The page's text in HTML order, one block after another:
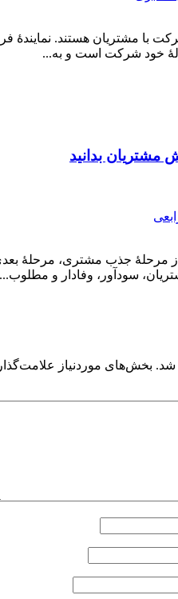
با مشتریان هستند. نمایندۀ
خود شرکت است و به...
مشتریان بدانید
مرحلۀ جذب مشتری، مرحلۀ
سودآور، وفادار و مطلوب...
شد. بخش‌های موردنیاز